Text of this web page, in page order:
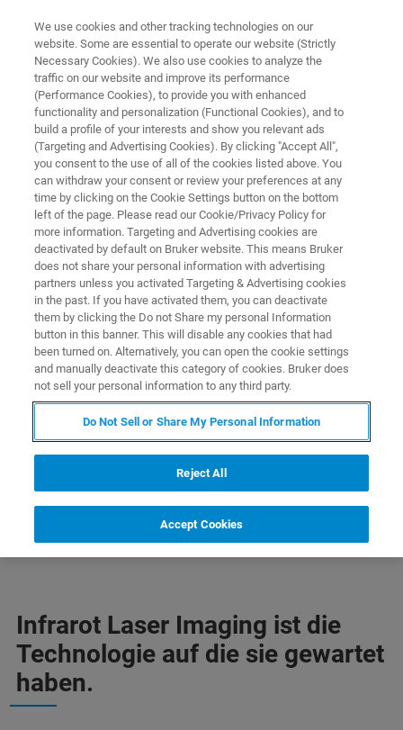
IR Laser Imaging Mikroskope
IR laser imaging (ILIM) ist eine bahnbrechende
Technologie die es Nutzern erlaubt
außergewöhnlich hohe Messgeschwindigkeiten
zu erreichen, die mit FT-IR Mikroskopen
undenkbar wären.
LUMOS II ILIM
HYPERION II ILIM
MEHR ZU IR LASERN
Infrarot Laser Imaging ist die
Technologie auf die sie gewartet
haben.
We use cookies and other tracking technologies on our
website. Some are essential to operate our website (Strictly
Necessary Cookies). We also use cookies to analyze the
traffic on our website and improve its performance
(Performance Cookies), to provide you with enhanced
functionality and personalization (Functional Cookies), and to
build a profile of your interests and show you relevant ads
(Targeting and Advertising Cookies). By clicking "Accept All",
you consent to the use of all of the cookies listed above. You
can withdraw your consent or review your preferences at any
time by clicking on the Cookie Settings button on the bottom
left of the page. Please read our Cookie/Privacy Policy for
more information. Targeting and Advertising cookies are
deactivated by default on Bruker website. This means Bruker
does not share your personal information with advertising
partners unless you activated Targeting & Advertising cookies
in the past. If you have activated them, you can deactivate
them by clicking the Do not Share my personal Information
button in this banner. This will disable any cookies that had
been turned on. Alternatively, you can open the cookie settings
and manually deactivate this category of cookies. Bruker does
not sell your personal information to any third party.
Do Not Sell or Share My Personal Information
Reject All
Accept Cookies